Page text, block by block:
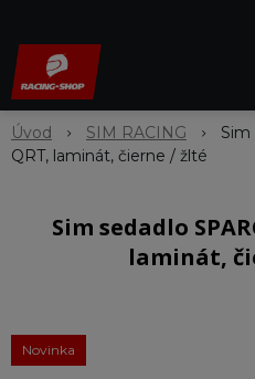
Úvod SIM RACING
Sim
QRT, laminát, čierne / žlté
Sim sedadlo
laminát,
Novinka